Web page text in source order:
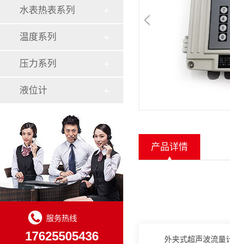
水表热表系列
温度系列
压力系列
液位计
服务热线
17625505436
产品详情
外夹式超声波流量